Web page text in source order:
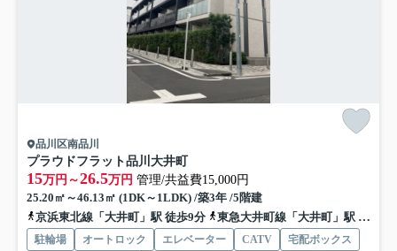
品川区南品川
プラウドフラット品川大井町
15万円～26.5万円 管理/共益費15,000円
25.20㎡～46.13㎡ (1DK～1LDK) /築3年 /5階建
京浜東北線「大井町」駅 徒歩9分
東急大井町線「大井町」駅 徒歩9分
駐輪場 オートロック エレベーター CATV
宅配ボックス